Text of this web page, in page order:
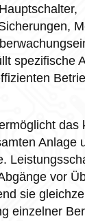
spezifische
das
Anlage
vor
sie
einzelner